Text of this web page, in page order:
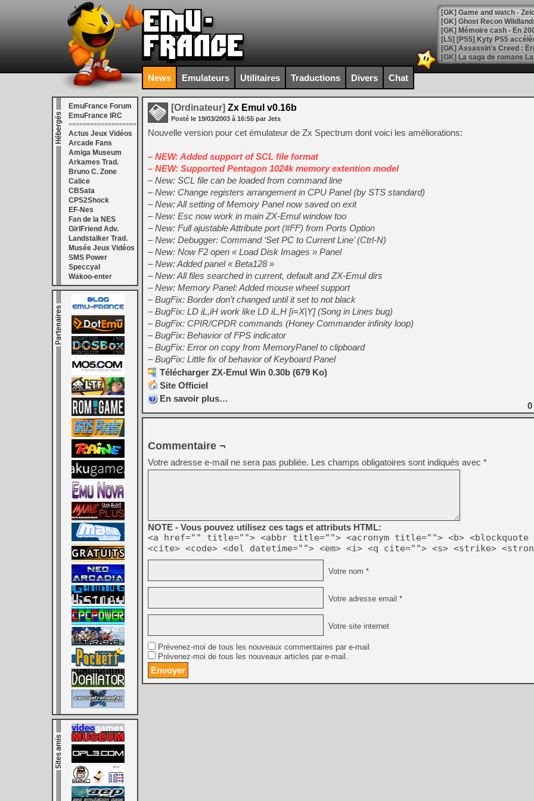
[Mo5] DOOM arrive en
[GK] Bethesda fête les 30
[GK] Roblox : l'action en
[GK] Agenda - GeForce
[GK] Devolver Digital en a
[LS] [PS5] ps5-y2jb-
[GK] Pourquoi Marvel
[GK] Test : Restory : Chill
[GK] GTA 6 : Rockstar
[GK] Hot Wheels Infinite
[GK] Mémoire cash -
[GK] Résultats Nintendo :
[GK] Déjà des
[Mo5] Brickboy cherche à
[GK] Minecraft et ses «
[GK] Beast of
[GK] Ubisoft : fin de partie
[GK] Mémoire cash -
[GK] Dan Houser (GTA)
[GK] Comment EA Sports
[GK] Crimson Moon : un
[GK] Isle of Reveries : le
[GK] Moonlighter 2 : The
[GK] Capcom relance
[Mo5] Deux inédits du
[GK] Le beat'em up The
[GK] Endless Legend 2 :
[LS] [PS5] Premiers
News Emulateurs Utilitaires Traductions Divers Chat
EmuFrance Forum
EmuFrance IRC
===================
Actus Jeux Vidéos
Arcade Fans
Amiga Museum
Arkames Trad.
Bruno C. Zone
Calice
CBSata
CPS2Shock
EF-Nes
Fan de la NES
GirlFriend Adv.
Landstalker Trad.
Musée Jeux Vidéos
SMS Power
Speccyal
Wakoo-enter
[Ordinateur] Zx Emul v0.16b
Posté le 19/03/2003 à 16:55 par Jets
Nouvelle version pour cet émulateur de Zx Spectrum dont voici les améliorations:
– NEW: Added support of SCL file format
– NEW: Supported Pentagon 1024k memory extention model
– New: SCL file can be loaded from command line
– New: Change registers arrangement in CPU Panel (by STS standard)
– New: All setting of Memory Panel now saved on exit
– New: Esc now work in main ZX-Emul window too
– New: Full ajustable Attribute port (#FF) from Ports Option
– New: Debugger: Command ‘Set PC to Current Line’ (Ctrl-N)
– New: Now F2 open « Load Disk Images » Panel
– New: Added panel « Beta128 »
– New: All files searched in current, default and ZX-Emul dirs
– New: Memory Panel: Added mouse wheel support
– BugFix: Border don’t changed until it set to not black
– BugFix: LD iL,iH work like LD iL,H [i=X|Y] (Song in Lines bug)
– BugFix: CPIR/CPDR commands (Honey Commander infinity loop)
– BugFix: Behavior of FPS indicator
– BugFix: Error on copy from MemoryPanel to clipboard
– BugFix: Little fix of behavior of Keyboard Panel
Télécharger ZX-Emul Win 0.30b (679 Ko)
Site Officiel
En savoir plus…
0
Commentaire ¬
Votre adresse e-mail ne sera pas publiée. Les champs obligatoires sont indiqués avec *
NOTE - Vous pouvez utilisez ces tags et attributs HTML:
<a href="" title=""> <abbr title=""> <acronym title=""> <b> <blockquote
<cite> <code> <del datetime=""> <em> <i> <q cite=""> <s> <strike>
Votre nom *
Votre adresse email *
Votre site internet
Prévenez-moi de tous les nouveaux commentaires par e-mail.
Prévenez-moi de tous les nouveaux articles par e-mail.